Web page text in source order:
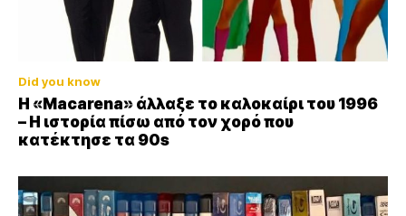
Did you know
Η «Macarena» άλλαξε το καλοκαίρι του 1996
– Η ιστορία πίσω από τον χορό που
κατέκτησε τα 90s